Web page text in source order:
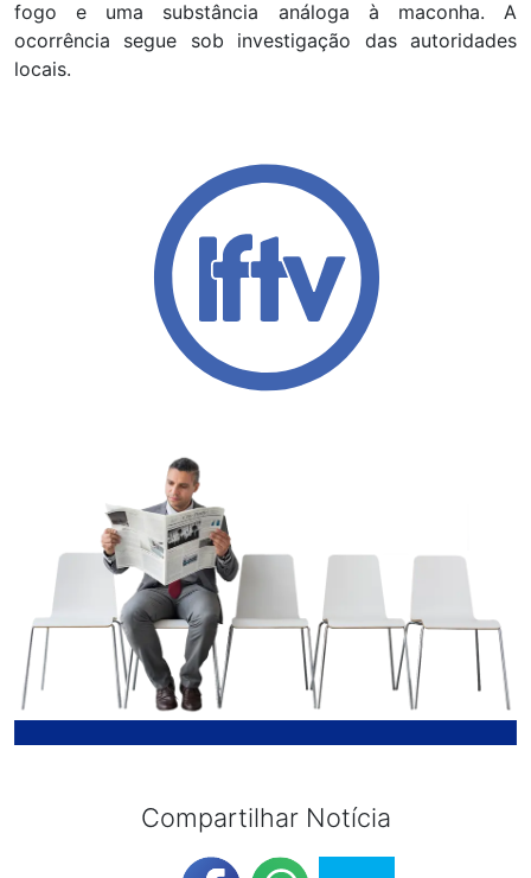
fogo e uma substância análoga à maconha. A
ocorrência segue sob investigação das autoridades
locais.
Compartilhar Notícia